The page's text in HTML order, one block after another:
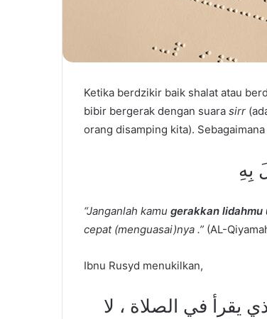
Ketika berdzikir baik shalat atau
bibir bergerak dengan suara sirr
orang disamping kita).
بِهِ
“Janganlah kamu gerakkan lidahmu
cepat (menguasai)nya .” (AL-
Ibnu Rusyd menukilkan,
يقرأ في الصلاة ، لا